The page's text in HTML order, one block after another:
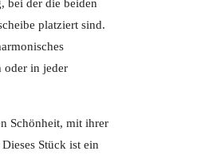
bei der die beiden
platziert sind.
oder in jeder
Schönheit, mit ihrer
Stück ist ein